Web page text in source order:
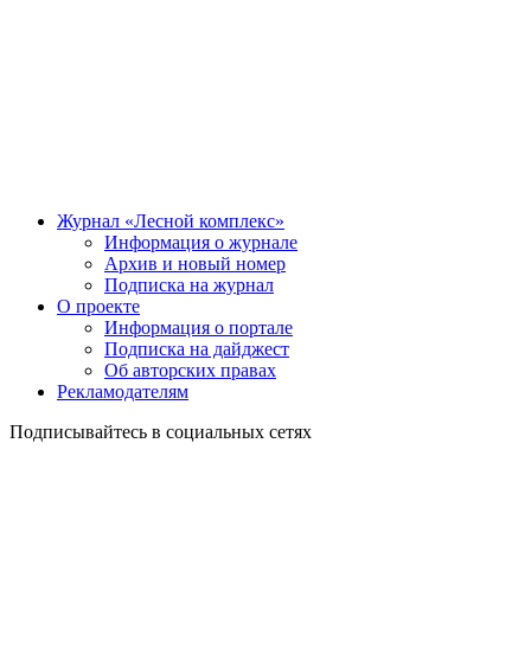
Журнал «Лесной комплекс»
Информация о журнале
Архив и новый номер
Подписка на журнал
О проекте
Информация о портале
Подписка на дайджест
Об авторских правах
Рекламодателям
Подписывайтесь в социальных сетях